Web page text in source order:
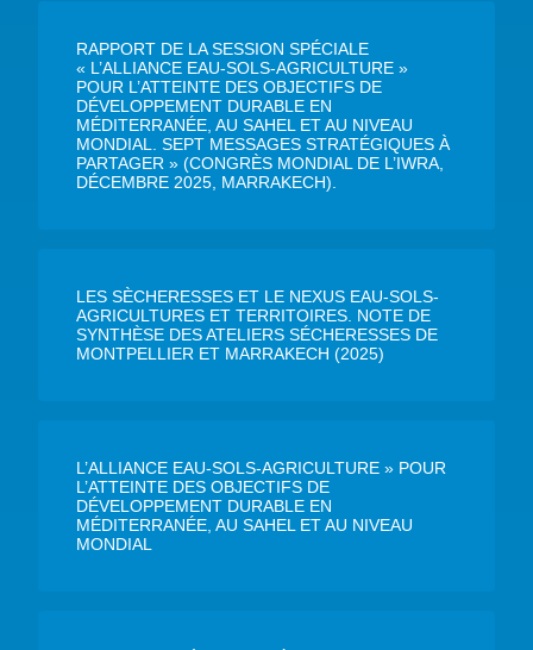
RAPPORT DE LA SESSION SPÉCIALE
« L’ALLIANCE EAU-SOLS-AGRICULTURE »
POUR L’ATTEINTE DES OBJECTIFS DE
DÉVELOPPEMENT DURABLE EN
MÉDITERRANÉE, AU SAHEL ET AU NIVEAU
MONDIAL. SEPT MESSAGES STRATÉGIQUES À
PARTAGER » (CONGRÈS MONDIAL DE L’IWRA,
DÉCEMBRE 2025, MARRAKECH).
LES SÈCHERESSES ET LE NEXUS EAU-SOLS-
AGRICULTURES ET TERRITOIRES. NOTE DE
SYNTHÈSE DES ATELIERS SÉCHERESSES DE
MONTPELLIER ET MARRAKECH (2025)
L’ALLIANCE EAU-SOLS-AGRICULTURE » POUR
L’ATTEINTE DES OBJECTIFS DE
DÉVELOPPEMENT DURABLE EN
MÉDITERRANÉE, AU SAHEL ET AU NIVEAU
MONDIAL